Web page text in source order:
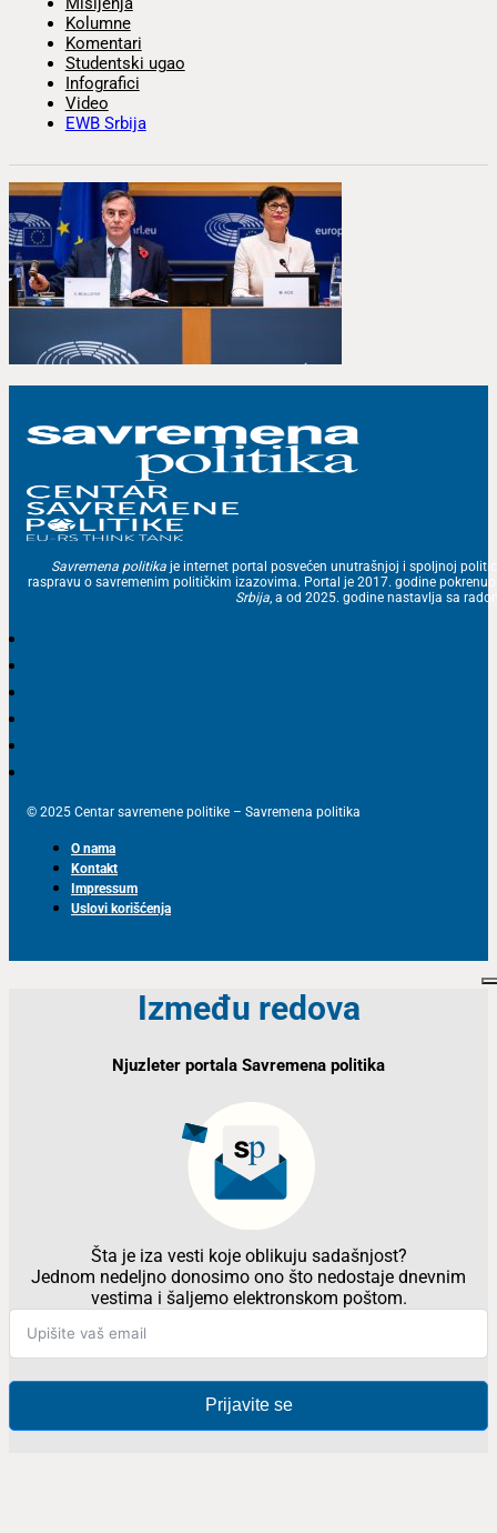
Kolumne
Komentari
Studentski ugao
Infografici
Video
EWB Srbija
Savremena politika je internet portal posvećen unutrašnjoj i spoljnoj
raspravu o savremenim političkim izazovima. Portal je 2017. godine
Srbija, a od 2025. godine nastavlja sa
© 2025 Centar savremene politike – Savremena politika
O nama
Kontakt
Impressum
Uslovi korišćenja
Između redova
Njuzleter portala Savremena politika
Šta je iza vesti koje oblikuju sadašnjost?
Jednom nedeljno donosimo ono što nedostaje dnevnim
vestima i šaljemo elektronskom poštom.
Prijavite se